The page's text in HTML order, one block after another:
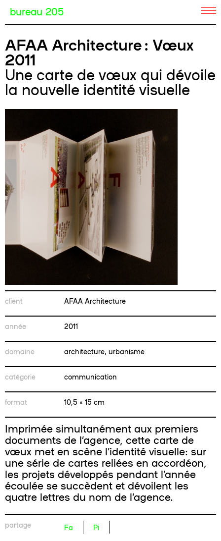
bureau 205
AFAA Architecture : Vœux
2011
Une carte de vœux qui dévoile
la nouvelle identité visuelle
client AFAA Architecture
année 2011
domaine architecture, urbanisme
catégorie communication
format 10,5 × 15 cm
Imprimée simultanément aux premiers
documents de l’agence, cette carte de
vœux met en scène l’identité visuelle: sur
une série de cartes reliées en accordéon,
les projets développés pendant l’année
écoulée se succèdent et dévoilent les
quatre lettres du nom de l’agence.
partage Fa Pi